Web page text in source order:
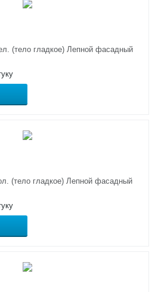
(тело гладкое) Лепной фасадный
(тело гладкое) Лепной фасадный